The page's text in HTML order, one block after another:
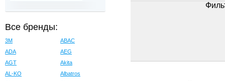
Все бренды:
3M
ABAC
ADA
AEG
AGT
Akita
AL-KO
Albatros